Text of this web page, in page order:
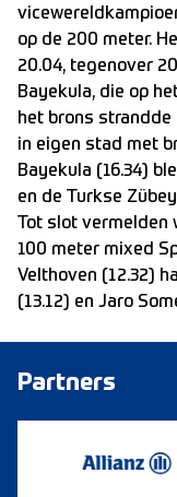
op de 200 meter.
20.04, tegenover
Bayekula, die op
het brons strandde
in eigen stad met
Bayekula (16.34)
en de Turkse
Tot slot
100 meter mixed
Velthoven (12.32)
(13.12) en Jaro
Partners